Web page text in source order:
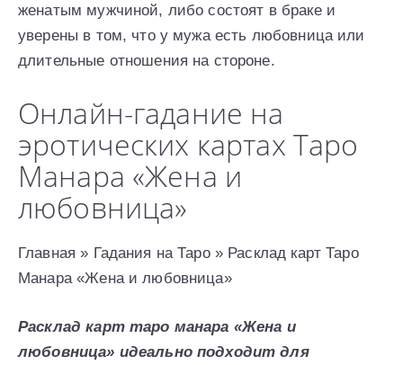
женатым мужчиной, либо состоят в браке и
уверены в том, что у мужа есть любовница или
длительные отношения на стороне.
Онлайн-гадание на
эротических картах Таро
Манара «Жена и
любовница»
Главная » Гадания на Таро » Расклад карт Таро
Манара «Жена и любовница»
Расклад карт таро манара «Жена и
любовница» идеально подходит для